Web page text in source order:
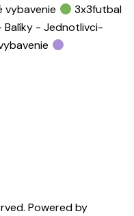
vybavenie
3x3futbal
Balíky - Jednotlivci-
Powered by